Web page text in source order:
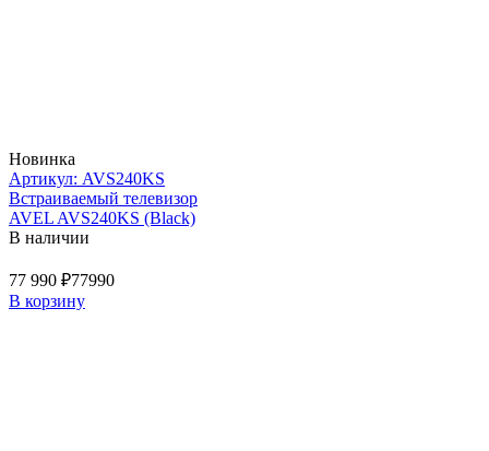
Новинка
Артикул: AVS240KS
Встраиваемый телевизор
AVEL AVS240KS (Black)
В наличии
77 990 ₽77990
В корзину